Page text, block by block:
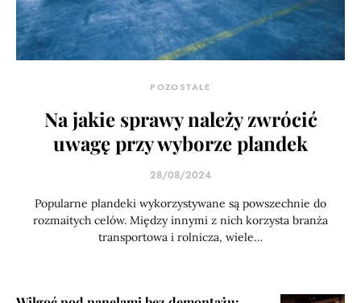
POZOSTAŁE
Na jakie sprawy należy zwrócić
uwagę przy wyborze plandek
28/08/2024
Popularne plandeki wykorzystywane są powszechnie do
rozmaitych celów. Między innymi z nich korzysta branża
transportowa i rolnicza, wiele…